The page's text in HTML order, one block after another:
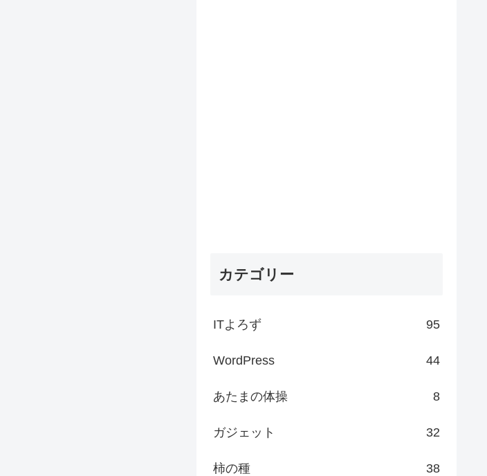
カテゴリー
ITよろず 95
WordPress 44
あたまの体操 8
ガジェット 32
柿の種 38